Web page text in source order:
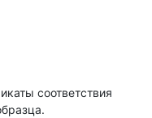
соответствия